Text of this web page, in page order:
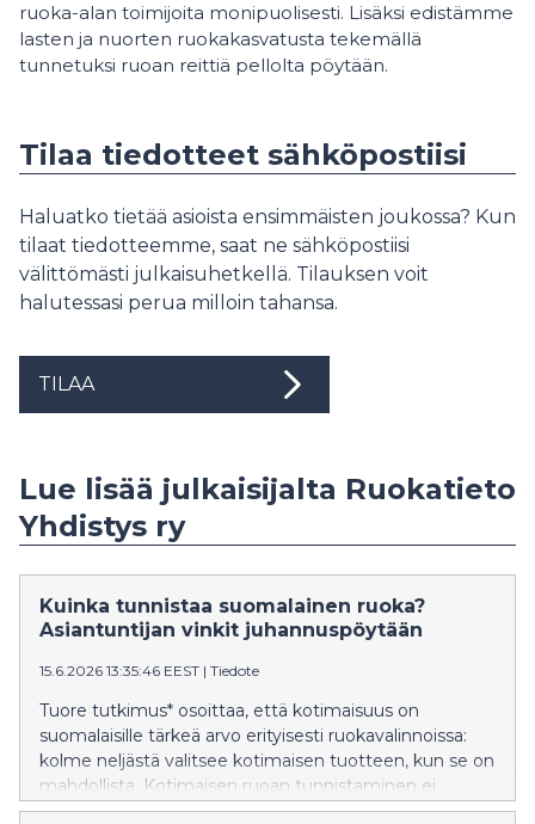
ruoka-alan toimijoita monipuolisesti. Lisäksi edistämme
lasten ja nuorten ruokakasvatusta tekemällä
tunnetuksi ruoan reittiä pellolta pöytään.
Tilaa tiedotteet sähköpostiisi
Haluatko tietää asioista ensimmäisten joukossa? Kun
tilaat tiedotteemme, saat ne sähköpostiisi
välittömästi julkaisuhetkellä. Tilauksen voit
halutessasi perua milloin tahansa.
TILAA
Lue lisää julkaisijalta Ruokatieto
Yhdistys ry
Kuinka tunnistaa suomalainen ruoka?
Asiantuntijan vinkit juhannuspöytään
15.6.2026 13:35:46 EEST | Tiedote
Tuore tutkimus* osoittaa, että kotimaisuus on
suomalaisille tärkeä arvo erityisesti ruokavalinnoissa:
kolme neljästä valitsee kotimaisen tuotteen, kun se on
mahdollista. Kotimaisen ruoan tunnistaminen ei
kuitenkaan aina ole helppoa, sillä tuotteen alkuperä